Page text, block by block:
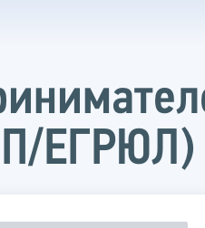
ЕГРЮЛ)